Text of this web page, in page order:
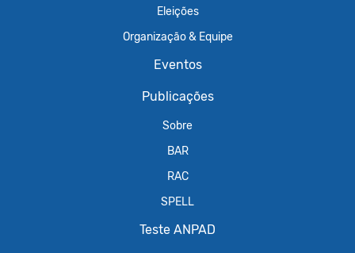
Eleições
Organização & Equipe
Eventos
Publicações
Sobre
BAR
RAC
SPELL
Teste ANPAD